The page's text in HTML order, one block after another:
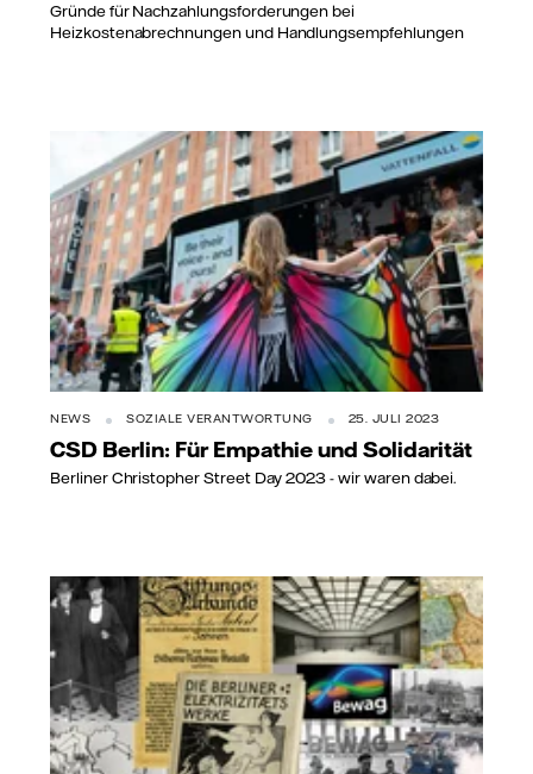
Gründe für Nachzahlungsforderungen bei
Heizkostenabrechnungen und Handlungsempfehlungen
NEWS SOZIALE VERANTWORTUNG 25. JULI 2023
CSD Berlin: Für Empathie und Solidarität
Berliner Christopher Street Day 2023 - wir waren dabei.